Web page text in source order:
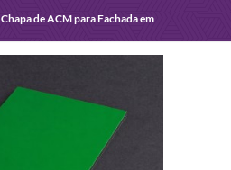
Chapa de ACM para Fachada em